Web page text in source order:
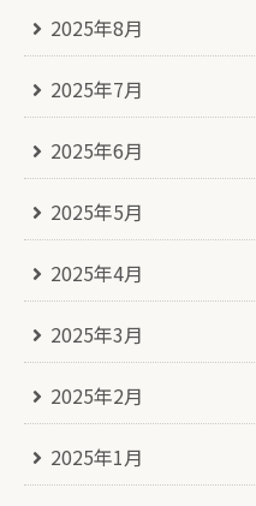
2025年8月
2025年7月
2025年6月
2025年5月
2025年4月
2025年3月
2025年2月
2025年1月